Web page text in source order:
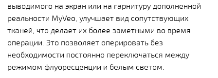
выводимого на экран или на гарнитуру дополненной
реальности MyVeo, улучшает вид сопутствующих
тканей, что делает их более заметными во время
операции. Это позволяет оперировать без
необходимости постоянно переключаться между
режимом флуоресценции и белым светом.